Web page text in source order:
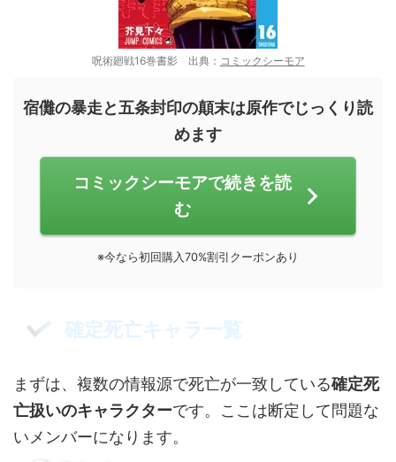
呪術廻戦16巻書影 出典： コミックシーモア
宿儺の暴走と五条封印の顛末は原作でじっくり読
めます
コミックシーモアで続きを読
む
※今なら初回購入70%割引クーポンあり
確定死亡キャラ一覧
まずは、複数の情報源で死亡が一致している確定死
亡扱いのキャラクターです。ここは断定して問題な
いメンバーになります。